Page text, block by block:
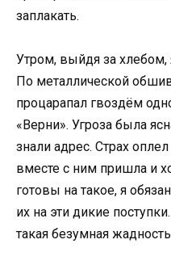
заплакать.
Утром, выйдя за
По металлической
процарапал гвоздём
«Верни». Угроза была
знали адрес. Страх
вместе с ним пришла и
готовы на такое, я
их на эти дикие
такая безумная